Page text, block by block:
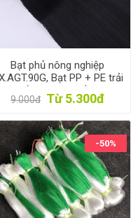
Bạt phủ nông nghiệp
Bạt PP + PE trải
diệt cỏ, Màng giữ ẩm cho
đất chống cỏ dại
9.000đ Từ 5.300đ
-50%